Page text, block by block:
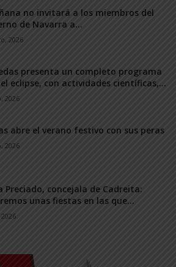
no invitará a los miembros del
de Navarra a...
2026
presenta un completo programa
eclipse, con actividades científicas,...
2026
abre el verano festivo con sus peras
2026
Preciado, concejala de Cadreita:
unas fiestas en las que...